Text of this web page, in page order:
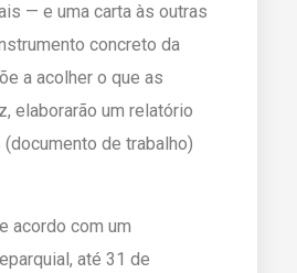
— e uma carta às outras
concreto da
a acolher o que as
elaborarão um relatório
de trabalho)
acordo com um
até 31 de